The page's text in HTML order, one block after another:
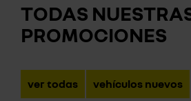
TODAS
PROMOCIONES
ver todas vehículos nuevos